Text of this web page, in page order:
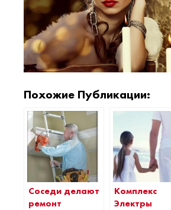
Похожие Публикации:
Соседи делают
ремонт
Комплекс
Электры